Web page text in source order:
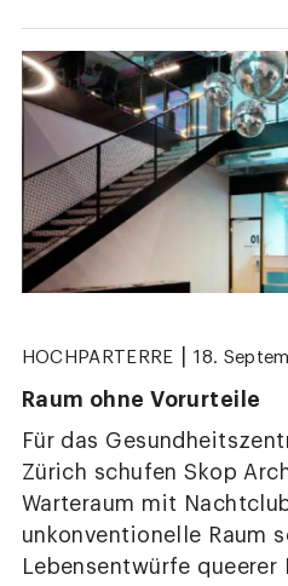
HOCHPARTERRE 18.
Raum ohne Vorurteile
Für das
Zürich schufen Skop
Warteraum mit
unkonventionelle Raum
Lebensentwürfe queerer